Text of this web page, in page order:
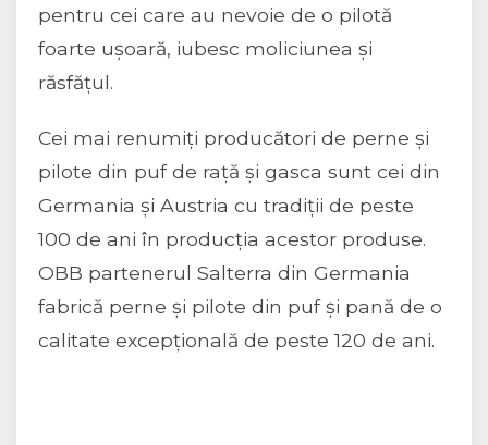
pentru cei care au nevoie de o pilotă
foarte ușoară, iubesc moliciunea și
răsfățul.
Cei mai renumiți producători de perne și
pilote din puf de rață și gasca sunt cei din
Germania și Austria cu tradiții de peste
100 de ani în producția acestor produse.
OBB partenerul Salterra din Germania
fabrică perne și pilote din puf și pană de o
calitate excepțională de peste 120 de ani.